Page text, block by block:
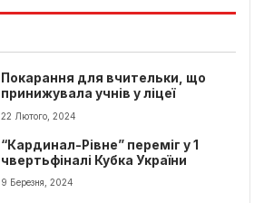
Покарання для вчительки, що
принижувала учнів у ліцеї
22 Лютого, 2024
“Кардинал-Рівне” переміг у 1
чвертьфіналі Кубка України
9 Березня, 2024